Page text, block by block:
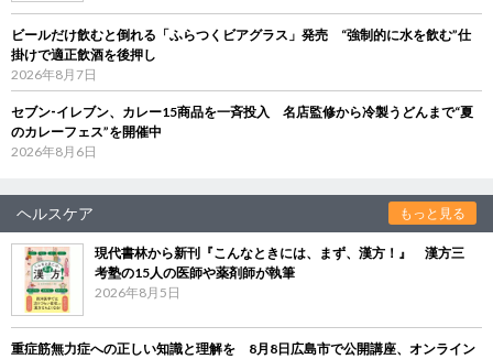
ビールだけ飲むと倒れる「ふらつくビアグラス」発売 “強制的に水を飲む”仕
掛けで適正飲酒を後押し
2026年8月7日
セブン‐イレブン、カレー15商品を一斉投入 名店監修から冷製うどんまで“夏
のカレーフェス”を開催中
2026年8月6日
ヘルスケア もっと見る
現代書林から新刊『こんなときには、まず、漢方！』 漢方三
考塾の15人の医師や薬剤師が執筆
2026年8月5日
重症筋無力症への正しい知識と理解を 8月8日広島市で公開講座、オンライン